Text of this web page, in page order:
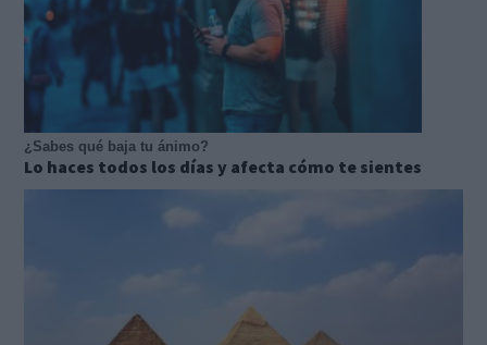
¿Sabes qué baja tu ánimo?
Lo haces todos los días y afecta cómo te sientes